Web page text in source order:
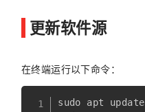
更新软件源
在终端运行以下命令：
sudo apt update